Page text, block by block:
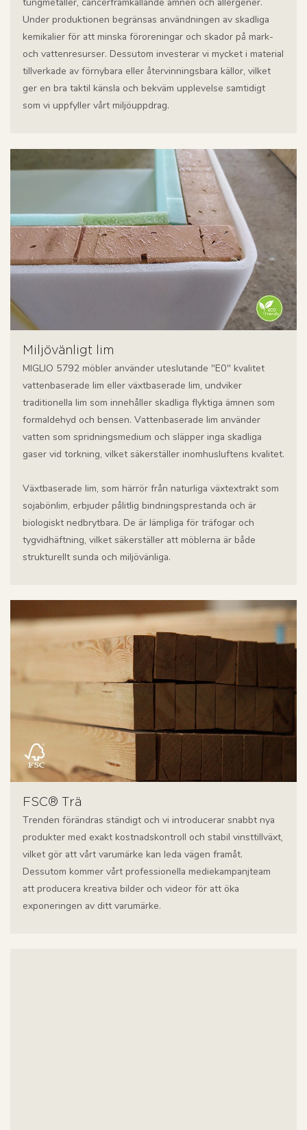
tungmetaller, cancerframkallande ämnen och allergener.
Under produktionen begränsas användningen av skadliga
kemikalier för att minska föroreningar och skador på mark-
och vattenresurser. Dessutom investerar vi mycket i material
tillverkade av förnybara eller återvinningsbara källor, vilket
ger en bra taktil känsla och bekväm upplevelse samtidigt
som vi uppfyller vårt miljöuppdrag.
Miljövänligt lim
MIGLIO 5792 möbler använder uteslutande "E0" kvalitet
vattenbaserade lim eller växtbaserade lim, undviker
traditionella lim som innehåller skadliga flyktiga ämnen som
formaldehyd och bensen. Vattenbaserade lim använder
vatten som spridningsmedium och släpper inga skadliga
gaser vid torkning, vilket säkerställer inomhusluftens kvalitet.
Växtbaserade lim, som härrör från naturliga växtextrakt som
sojabönlim, erbjuder pålitlig bindningsprestanda och är
biologiskt nedbrytbara. De är lämpliga för träfogar och
tygvidhäftning, vilket säkerställer att möblerna är både
strukturellt sunda och miljövänliga.
FSC® Trä
Trenden förändras ständigt och vi introducerar snabbt nya
produkter med exakt kostnadskontroll och stabil vinsttillväxt,
vilket gör att vårt varumärke kan leda vägen framåt.
Dessutom kommer vårt professionella mediekampanjteam
att producera kreativa bilder och videor för att öka
exponeringen av ditt varumärke.